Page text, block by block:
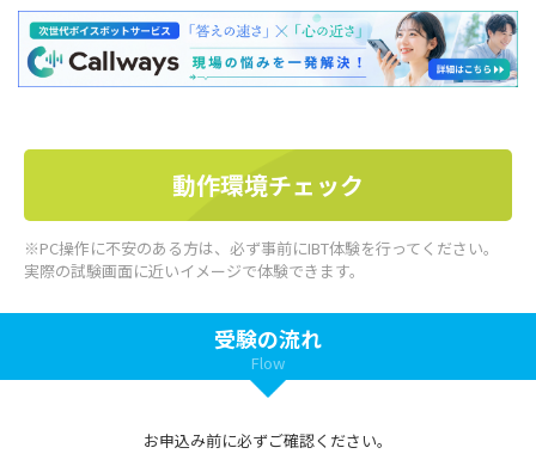
動作環境チェック
※PC操作に不安のある方は、必ず事前にIBT体験を行ってください。
実際の試験画面に近いイメージで体験できます。
受験の流れ
Flow
お申込み前に必ずご確認ください。